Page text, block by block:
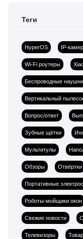
Теги
HyperOS IP-
Wi-Fi роутеры
Беспроводные
Вертикальный
Вопрос/ответ
Зубные щётки
Мультитулы
Обзоры Отвёртки
Портативные
Роботы-мойщики окон
Свежие новости
Телевизоры